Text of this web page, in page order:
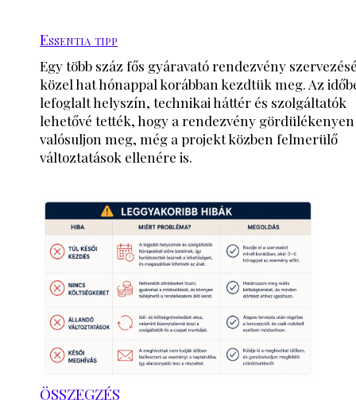
Essentia tipp
Egy több száz fős gyáravató rendezvény
közel hat hónappal korábban kezdtük meg. Az
lefoglalt helyszín, technikai háttér és szolgáltatók
lehetővé tették, hogy a rendezvény gördülékenyen
valósuljon meg, még a projekt közben felmerülő
változtatások ellenére is.
ÖSSZEGZÉS